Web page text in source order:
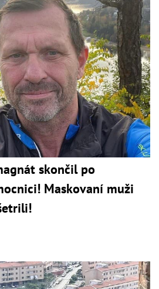
skončil po
Maskovaní muži